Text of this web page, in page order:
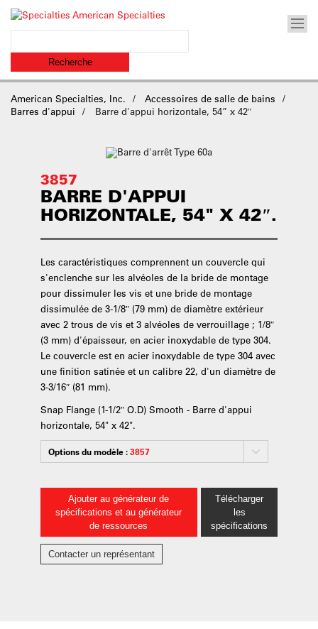
American Specialties, Inc.
Accessoires de salle de bains
Barres d'appui
Barre d'appui horizontale, 54” x 42″
3857
BARRE D'APPUI
HORIZONTALE, 54" X 42″.
Les caractéristiques comprennent un couvercle qui
s'enclenche sur les alvéoles de la bride de montage
pour dissimuler les vis et une bride de montage
dissimulée de 3-1/8″ (79 mm) de diamètre extérieur
avec 2 trous de vis et 3 alvéoles de verrouillage ; 1/8″
(3 mm) d'épaisseur, en acier inoxydable de type 304.
Le couvercle est en acier inoxydable de type 304 avec
une finition satinée et un calibre 22, d'un diamètre de
3-3/16″ (81 mm).
Snap Flange (1-1/2″ O.D) Smooth - Barre d'appui
horizontale, 54" x 42".
Options du modèle :3857
Ajouter au générateur de
spécifications et au générateur
de ressources
Télécharger
les
spécifications
Contacter un représentant